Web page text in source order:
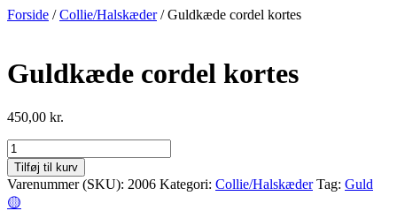
Videre
Forside /Collie/Halskæder/ Guldkæde cordel kortes
Guldkæde cordel kortes
450,00 kr.
Guldkæde
cordel
kortes
antal
Tilføj til kurv
Varenummer (SKU): 2006 Kategori: Collie/Halskæder Tag: Guld
🟡